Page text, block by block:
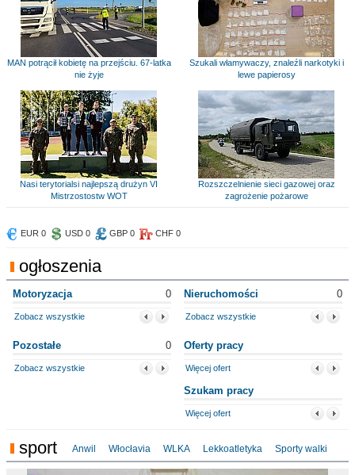
MAN potrącił kobietę na przejściu. 67-latka
nie żyje
Szukali włamywaczy, znaleźli narkotyki i
lewe papierosy
Nasi terytorialsi najlepszą drużyn VI
Mistrzostostw WOT
Rozszczelnienie sieci gazowej oraz
zagrożenie pożarowe
EUR 0 USD 0 GBP 0 CHF 0
ogłoszenia
Motoryzacja 0
Zobacz wszystkie
Nieruchomości 0
Zobacz wszystkie
Pozostałe 0
Zobacz wszystkie
Oferty pracy
Więcej ofert
Szukam pracy
Więcej ofert
sport Anwil Włocłavia WLKA Lekkoatletyka Sporty walki